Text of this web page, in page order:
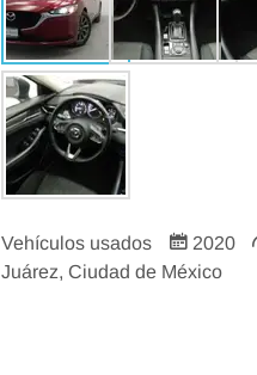
Vehículos usados 2020
Juárez, Ciudad de México